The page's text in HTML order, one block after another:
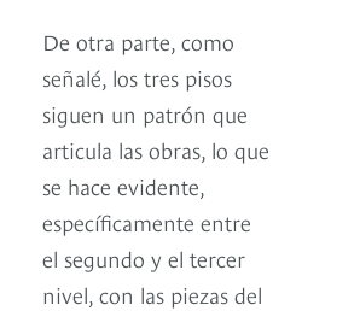
De otra parte, como
señalé, los tres pisos
siguen un patrón que
articula las obras, lo que
se hace evidente,
específicamente entre
el segundo y el tercer
nivel, con las piezas del